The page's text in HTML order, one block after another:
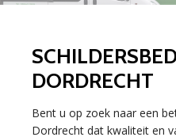
DORDRECHT
Bent u op zoek naar een
Dordrecht dat kwaliteit en